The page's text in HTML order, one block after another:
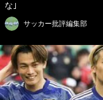
な｣
サッカー批評編集部